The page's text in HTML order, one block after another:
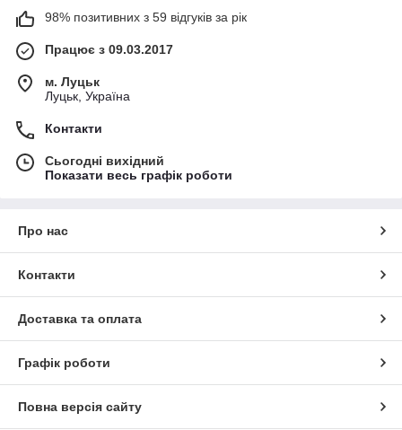
98% позитивних з 59 відгуків за рік
Працює з 09.03.2017
м. Луцьк
Луцьк, Україна
Контакти
Сьогодні вихідний
Показати весь графік роботи
Про нас
Контакти
Доставка та оплата
Графік роботи
Повна версія сайту